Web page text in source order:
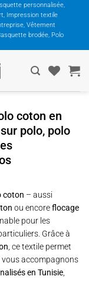
personnalisée,
Impression textile
Vêtement
brodée, Polo
coton en
polo, polo
coton – aussi
ou encoreflocage
pour les
Grâce à
, ce textile permet
vous accompagnons
en Tunisie